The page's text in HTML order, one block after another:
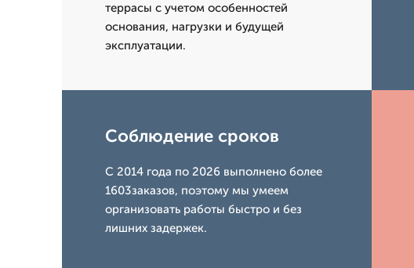
террасы с учетом особенностей
основания, нагрузки и будущей
эксплуатации.
Соблюдение сроков
С 2014 года по 2026 выполнено более
1603заказов, поэтому мы умеем
организовать работы быстро и без
лишних задержек.